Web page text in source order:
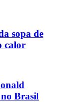
sopa de
calor
Brasil